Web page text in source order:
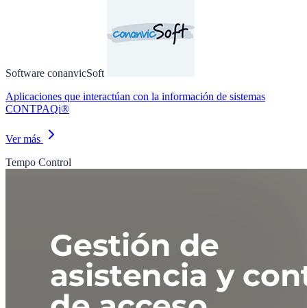
Software conanvicSoft
Aplicaciones que interactúan con la información de sistemas
CONTPAQi®
Ver más
Tempo Control